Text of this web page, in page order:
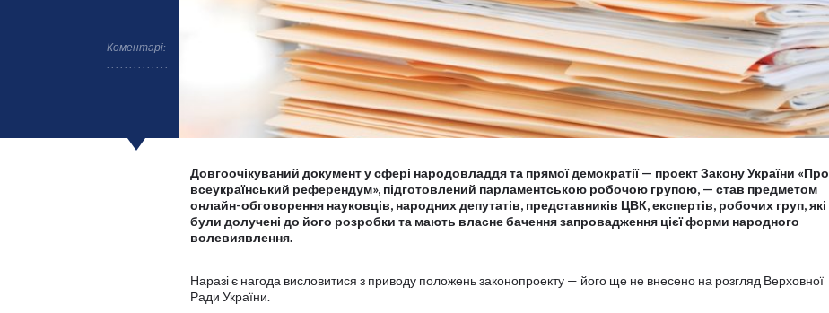
Коментарі:
Довгоочікуваний документ у сфері народовладдя та прямої демократії — проект Закону України «Про
всеукраїнський референдум», підготовлений парламентською робочою групою, — став предметом
онлайн-обговорення науковців, народних депутатів, представників ЦВК, експертів, робочих груп, які
були долучені до його розробки та мають власне бачення запровадження цієї форми народного
волевиявлення.
Наразі є нагода висловитися з приводу положень законопроекту — його ще не внесено на розгляд Верховної
Ради України.